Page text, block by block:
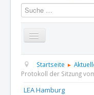
Suchen
Startseite Über
Informationen
Startseite
Protokoll der Sitzung
LEA Hamburg